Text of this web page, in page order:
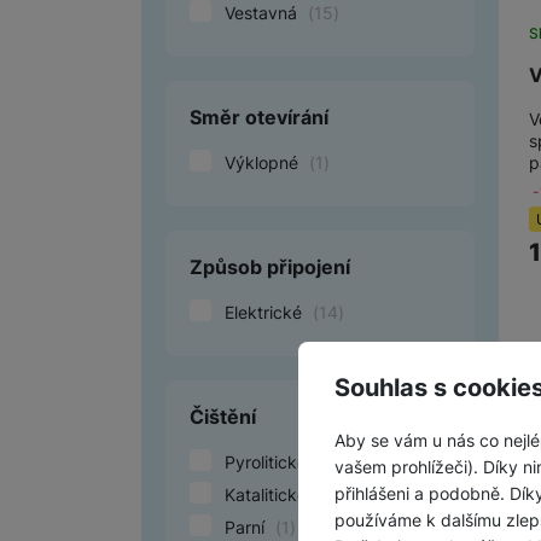
Souhlas s
Aby se vám u nás co
vašem prohlížeči). Díky
přihlášeni a podobně.
používáme k dalšímu
Vestavná (15)
Směr otevírání
Výklopné (1 )
Způsob připojení
Elektrické (14)
Čištění
Pyrolitické
)
Katalitické
)
Parní (1 )
-